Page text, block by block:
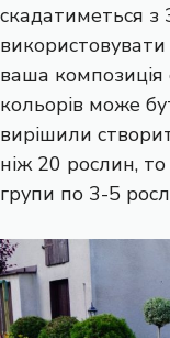
скадатиметься з
ваша композиція
кольорів може
вирішили
ніж 20 рослин,
групи по 3-5